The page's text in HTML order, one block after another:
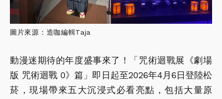
圖片來源：造咖編輯Taja
動漫迷期待的年度盛事來了！「咒術迴戰展《劇場
版 咒術迴戰 0》篇」即日起至2026年4月6日登陸松
菸，現場帶來五大沉浸式必看亮點，包括大量原